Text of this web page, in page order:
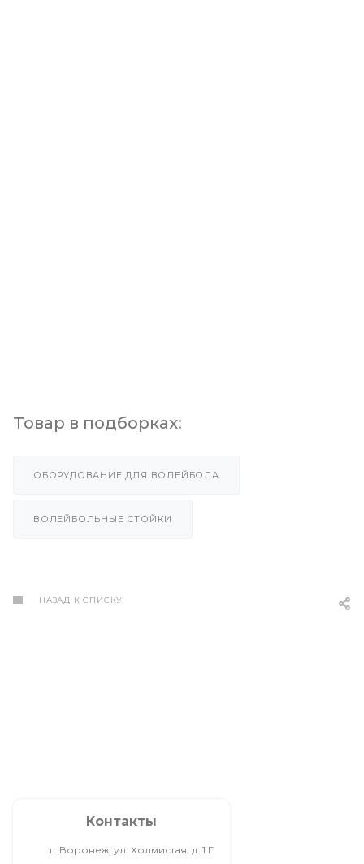
Товар в подборках:
ОБОРУДОВАНИЕ ДЛЯ ВОЛЕЙБОЛА
ВОЛЕЙБОЛЬНЫЕ СТОЙКИ
НАЗАД К СПИСКУ
Контакты
г. Воронеж, ул. Холмистая, д. 1 Г